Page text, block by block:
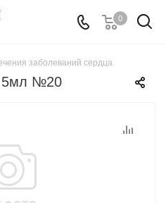
0
заболеваний сердца
5мл №20